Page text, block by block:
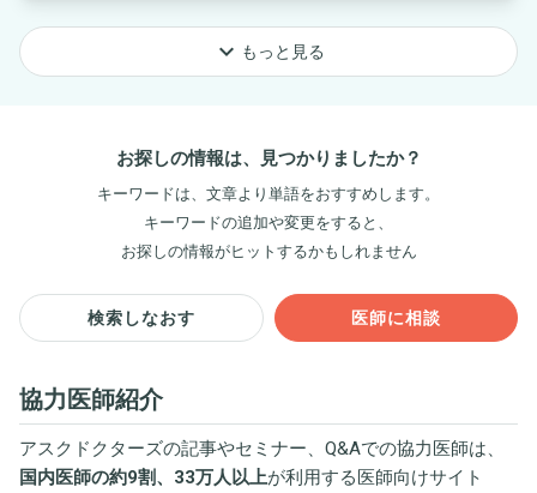
keyboard_arrow_down もっと見る
お探しの情報は、見つかりましたか？
キーワードは、文章より単語をおすすめします。
キーワードの追加や変更をすると、
お探しの情報がヒットするかもしれません
検索しなおす 医師に相談
協力医師紹介
アスクドクターズの記事やセミナー、Q&Aでの協力医師は、
国内医師の約9割、33万人以上が利用する医師向けサイト